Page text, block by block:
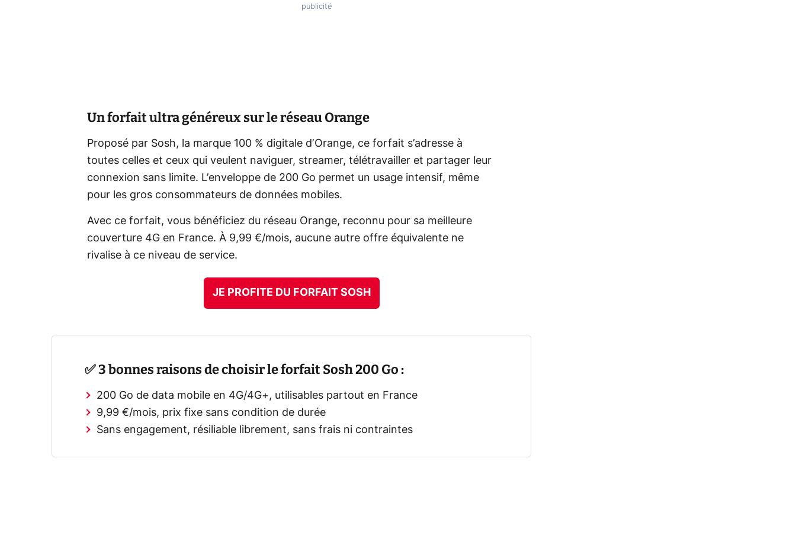
Un forfait ultra généreux sur le réseau Orange
Proposé par Sosh, la marque 100 % digitale d’Orange, ce forfait s’adresse à
toutes celles et ceux qui veulent naviguer, streamer, télétravailler et partager leur
connexion sans limite. L’enveloppe de 200 Go permet un usage intensif, même
pour les gros consommateurs de données mobiles.
Avec ce forfait, vous bénéficiez du réseau Orange, reconnu pour sa meilleure
couverture 4G en France. À 9,99 €/mois, aucune autre offre équivalente ne
rivalise à ce niveau de service.
JE PROFITE DU FORFAIT SOSH
✅ 3 bonnes raisons de choisir le forfait Sosh 200 Go :
200 Go de data mobile en 4G/4G+, utilisables partout en France
9,99 €/mois, prix fixe sans condition de durée
Sans engagement, résiliable librement, sans frais ni contraintes